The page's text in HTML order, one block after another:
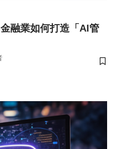
融業如何打造「AI管
儲